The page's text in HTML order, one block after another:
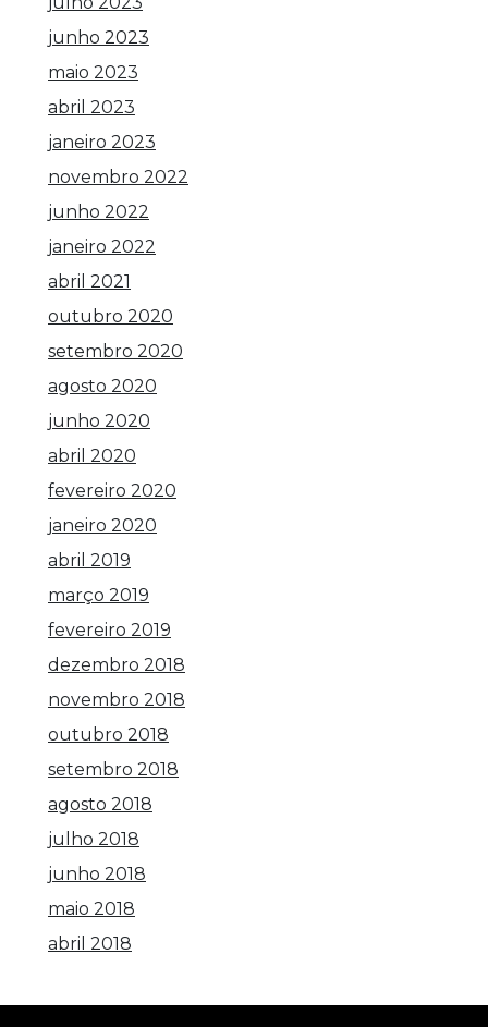
junho 2023
maio 2023
abril 2023
janeiro 2023
novembro 2022
junho 2022
janeiro 2022
abril 2021
outubro 2020
setembro 2020
agosto 2020
junho 2020
abril 2020
fevereiro 2020
janeiro 2020
abril 2019
março 2019
fevereiro 2019
dezembro 2018
novembro 2018
outubro 2018
setembro 2018
agosto 2018
julho 2018
junho 2018
maio 2018
abril 2018